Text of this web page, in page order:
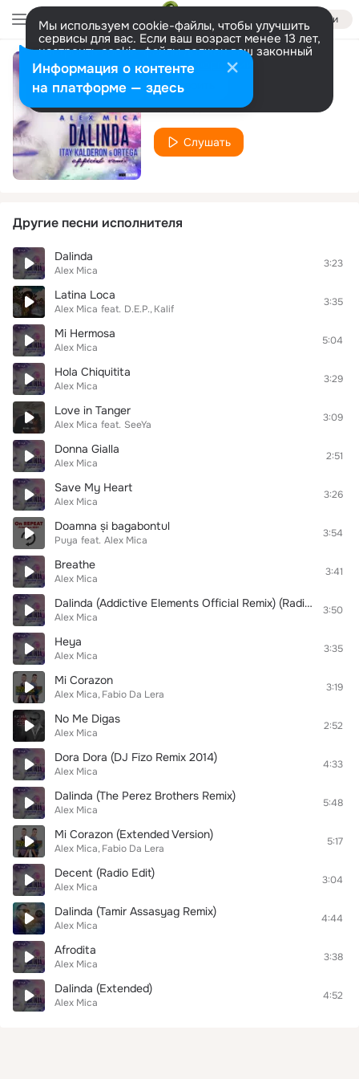
Войти
Мы используем cookie-файлы, чтобы улучшить
сервисы для вас. Если ваш возраст менее 13 лет,
настроить cookie-файлы должен ваш законный
представитель. Больше информации
Разрешить все Настроить
No Me Digas
Alex Mica
Слушать
Другие песни исполнителя
Dalinda
Alex Mica
3:23
Latina Loca
Alex Mica feat. D.E.P. Kalif
3:35
Mi Hermosa
Alex Mica
5:04
Hola Chiquitita
Alex Mica
3:29
Love in Tanger
Alex Mica feat. SeeYa
3:09
Donna Gialla
Alex Mica
2:51
Save My Heart
Alex Mica
3:26
Doamna și bagabontul
Puya feat. Alex Mica
3:54
Breathe
Alex Mica
3:41
Dalinda (Addictive Elements Official Remix) (Radio Edit)
Alex Mica
3:50
Heya
Alex Mica
3:35
Mi Corazon
Alex Mica Fabio Da Lera
3:19
No Me Digas
Alex Mica
2:52
Dora Dora (DJ Fizo Remix 2014)
Alex Mica
4:33
Dalinda (The Perez Brothers Remix)
Alex Mica
5:48
Mi Corazon (Extended Version)
Alex Mica Fabio Da Lera
5:17
Decent (Radio Edit)
Alex Mica
3:04
Dalinda (Tamir Assasyag Remix)
Alex Mica
4:44
Afrodita
Alex Mica
3:38
Dalinda (Extended)
Alex Mica
4:52
Информация о контенте
на платформе — здесь